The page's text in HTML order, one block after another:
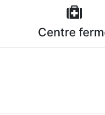
Centre